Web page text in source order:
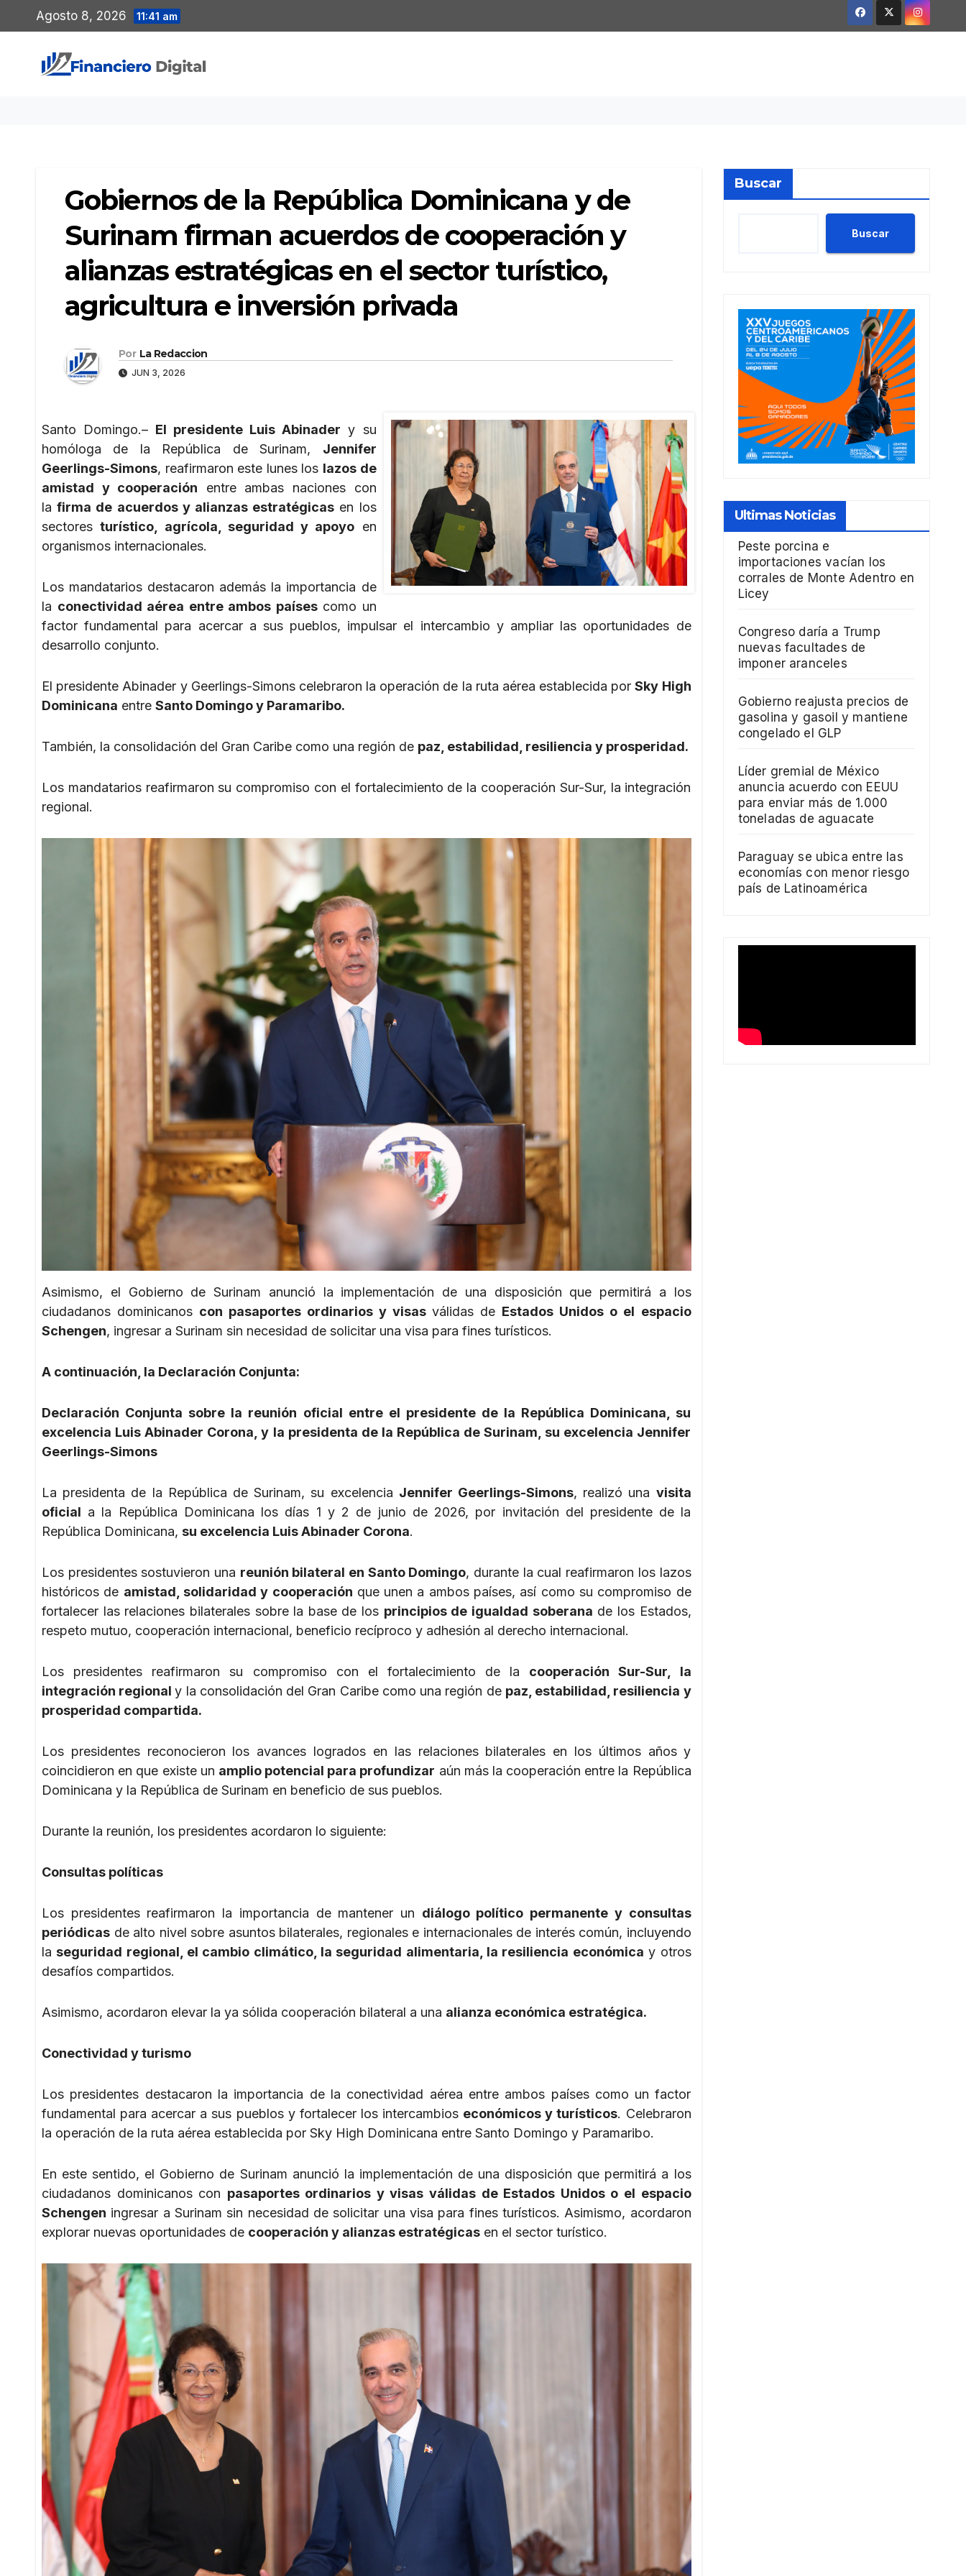
al
contenido
Agosto 8, 2026 11:41 am
Gobiernos de la República Dominicana y de
Surinam firman acuerdos de cooperación y
alianzas estratégicas en el sector turístico,
agricultura e inversión privada
Por La Redaccion
JUN 3, 2026
Santo Domingo.– El presidente Luis Abinader y su
homóloga de la República de Surinam, Jennifer
Geerlings-Simons, reafirmaron este lunes los lazos de
amistad y cooperación entre ambas naciones con
lafirma de acuerdos y alianzas estratégicas en los
sectoresturístico, agrícola, seguridad y apoyo en
organismos internacionales.
Los mandatarios destacaron además la importancia de
la conectividad aérea entre ambos paísescomo un
factor fundamental para acercar a sus pueblos, impulsar el intercambio y ampliar las oportunidades de
desarrollo conjunto.
El presidente Abinader y Geerlings-Simons celebraron la operación de la ruta aérea establecida porSky High
Dominicana entre Santo Domingo y Paramaribo.
También, la consolidación del Gran Caribe como una región de paz, estabilidad, resiliencia y prosperidad.
Los mandatarios reafirmaron su compromiso con el fortalecimiento de la cooperación Sur-Sur, la integración
regional.
Asimismo, el Gobierno de Surinam anunció la implementación de una disposición que permitirá a los
ciudadanos dominicanos con pasaportes ordinarios y visasválidas de Estados Unidos o el espacio
Schengen, ingresar a Surinam sin necesidad de solicitar una visa para fines turísticos.
A continuación, la Declaración Conjunta:
Declaración Conjunta sobre la reunión oficial entre el presidente de la República Dominicana, su
excelencia Luis Abinader Corona, y la presidenta de la República de Surinam, su excelencia Jennifer
Geerlings-Simons
La presidenta de la República de Surinam, su excelencia Jennifer Geerlings-Simons, realizó una visita
oficial a la República Dominicana los días 1 y 2 de junio de 2026, por invitación del presidente de la
República Dominicana, su excelencia Luis Abinader Corona.
Los presidentes sostuvieron una reunión bilateral en Santo Domingo, durante la cual reafirmaron los lazos
históricos de amistad, solidaridad y cooperación que unen a ambos países, así como su compromiso de
fortalecer las relaciones bilaterales sobre la base de los principios de igualdad soberana de los Estados,
respeto mutuo, cooperación internacional, beneficio recíproco y adhesión al derecho internacional.
Los presidentes reafirmaron su compromiso con el fortalecimiento de la cooperación Sur-Sur, la
integración regionaly la consolidación del Gran Caribe como una región de paz, estabilidad, resiliencia y
prosperidad compartida.
Los presidentes reconocieron los avances logrados en las relaciones bilaterales en los últimos años y
coincidieron en que existe un amplio potencial para profundizar aún más la cooperación entre la República
Dominicana y la República de Surinam en beneficio de sus pueblos.
Durante la reunión, los presidentes acordaron lo siguiente:
Consultas políticas
Los presidentes reafirmaron la importancia de mantener un diálogo político permanente y consultas
periódicas de alto nivel sobre asuntos bilaterales, regionales e internacionales de interés común, incluyendo
la seguridad regional, el cambio climático, la seguridad alimentaria, la resiliencia económica y otros
desafíos compartidos.
Asimismo, acordaron elevar la ya sólida cooperación bilateral a una alianza económica estratégica.
Conectividad y turismo
Los presidentes destacaron la importancia de la conectividad aérea entre ambos países como un factor
fundamental para acercar a sus pueblos y fortalecer los intercambios económicos y turísticos. Celebraron
la operación de la ruta aérea establecida por Sky High Dominicana entre Santo Domingo y Paramaribo.
En este sentido, el Gobierno de Surinam anunció la implementación de una disposición que permitirá a los
ciudadanos dominicanos con pasaportes ordinarios y visas válidas de Estados Unidos o el espacio
Schengen ingresar a Surinam sin necesidad de solicitar una visa para fines turísticos. Asimismo, acordaron
explorar nuevas oportunidades de cooperación y alianzas estratégicas en el sector turístico.
Buscar
Buscar
Ultimas Noticias
Peste porcina e
importaciones vacían los
corrales de Monte Adentro en
Licey
Congreso daría a Trump
nuevas facultades de
imponer aranceles
Gobierno reajusta precios de
gasolina y gasoil y mantiene
congelado el GLP
Líder gremial de México
anuncia acuerdo con EEUU
para enviar más de 1.000
toneladas de aguacate
Paraguay se ubica entre las
economías con menor riesgo
país de Latinoamérica